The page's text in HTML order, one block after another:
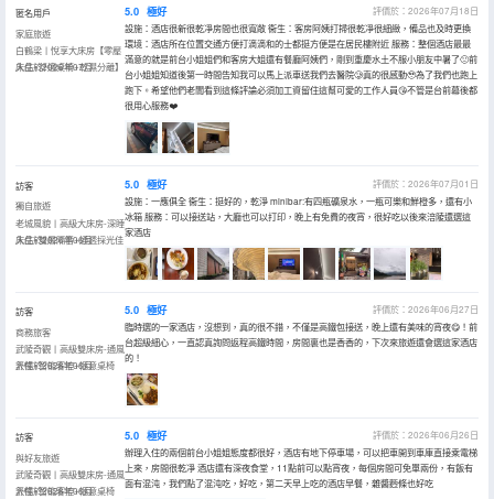
匿名用戶
家庭旅遊
白鶴梁丨悅享大床房【零壓
床品+舒適桌椅+乾濕分離】
入住於2026年07月
5.0 極好
評價於：2026年07月18日
設施：酒店很新很乾凈房間也很寬敞 衞生：客房阿姨打掃很乾凈很細緻，備品也及時更換
環境：酒店所在位置交通方便打滴滴和的士都挺方便是在居民樓附近 服務：整個酒店最最
滿意的就是前台小姐姐們和客房大姐還有餐廳阿姨們，剛到重慶水土不服小朋友中暑了🙁前
台小姐姐知道後第一時間告知我可以馬上派車送我們去醫院🥲真的很感動🥹為了我們也跑上
跑下。希望他們老闆看到這條評論必須加工資留住這幫可愛的工作人員😘不管是台前幕後都
很用心服務❤️
訪客
獨自旅遊
老城風貌丨高級大床房-深睡
床品+雙層隔音+通透採光佳
入住於2026年06月
5.0 極好
評價於：2026年07月01日
設施：一應俱全 衞生：挺好的，乾淨 minibar:有四瓶礦泉水，一瓶可樂和鮮橙多，還有小
冰箱 服務：可以接送站，大廳也可以打印，晚上有免費的夜宵，很好吃以後來涪陵還選這
家酒店
訪客
商務旅客
武陵奇觀丨高級雙床房-通風
舒暢+智能客控+愜意桌椅
入住於2026年06月
5.0 極好
評價於：2026年06月27日
臨時選的一家酒店，沒想到，真的很不錯，不僅是高鐵包接送，晚上還有美味的宵夜😋！前
台超級細心，一直認真詢問返程高鐵時間，房間裏也是香香的，下次來旅遊還會選這家酒店
的！
訪客
與好友旅遊
武陵奇觀丨高級雙床房-通風
舒暢+智能客控+愜意桌椅
入住於2026年06月
5.0 極好
評價於：2026年06月26日
辦理入住的兩個前台小姐姐態度都很好，酒店有地下停車場，可以把車開到車庫直接乘電梯
上來，房間很乾凈 酒店還有深夜食堂，11點前可以點宵夜，每個房間可免單兩份，有飯有
面有混沌，我們點了混沌吃，好吃，第二天早上吃的酒店早餐，雜醬麪條也好吃